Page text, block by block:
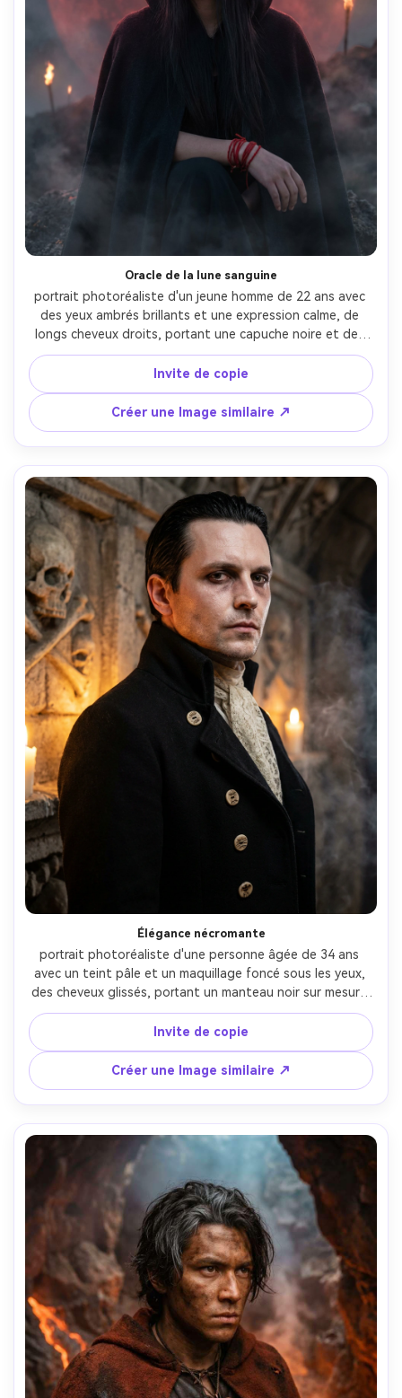
Oracle de la lune sanguine
portrait photoréaliste d'un jeune homme de 22 ans avec
des yeux ambrés brillants et une expression calme, de
longs cheveux droits, portant une capuche noire et des
bracelets en fil rouge, sur une colline sous une lune de
sang massive avec de la fumée dérivante et des torches
lointaines, rétroéclairage de lune rouge avec un
remplissage frontal doux et une brume volumétrique,
Sony A1, 85mm f/1.4, portrait rapproché, centré, humeur
trance-like, pores de peau réalistes, yeux nets, palette
rouge-noir cinématographique, haute résolution-AR 4:5
Invite de copie
Créer une Image similaire ↗
Élégance nécromante
portrait photoréaliste d'une personne âgée de 34 ans
avec un teint pâle et un maquillage foncé sous les yeux,
des cheveux glissés, portant un manteau noir sur mesure
avec des boutons en os et un cravat en dentelle, dans un
couloir de crypte avec des reliefs de crâne et une fine
fumée de bougie, une lumière clé sévère du côté avec un
décrochage d'ombre profonde et des accents de bougie
chauds, Nikon Z8, 105 mm f/2, cadre 3/4 serré, humeur
calme et troublante, texture de peau réaliste, ultra
détaillé, contraste cinématographique-AR 4:5
Invite de copie
Créer une Image similaire ↗